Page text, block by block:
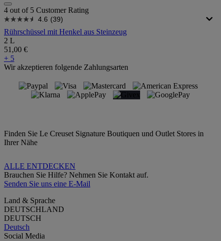
4 out of 5 Customer Rating
4.6 (39)
Rührschüssel mit Henkel aus Steinzeug
2 L
51,00 €
+ 5
Wir akzeptieren folgende Zahlungsarten
Finden Sie Le Creuset Signature Boutiquen und Outlet Stores in
Ihrer Nähe
ALLE ENTDECKEN
Brauchen Sie Hilfe? Nehmen Sie Kontakt auf.
Senden Sie uns eine E-Mail
Land & Sprache
DEUTSCHLAND
DEUTSCH
Deutsch
Social Media